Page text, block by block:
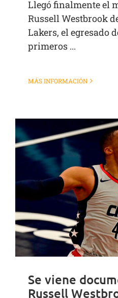
Llegó finalmente el
Russell Westbrook
Lakers, el egresado
primeros ...
MÁS INFORMACIÓN
Se viene
Russell